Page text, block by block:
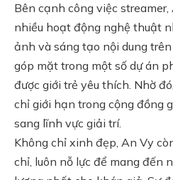
Bên cạnh công việc
nhiều hoạt động nghệ thuật
ảnh và sáng tạo nội dung
góp mặt trong một số dự án
được giới trẻ yêu thích. Nhờ
chỉ giới hạn trong cộng đồng
sang lĩnh vực giải trí.
Không chỉ xinh đẹp, An Vy
chỉ, luôn nỗ lực để mang đến